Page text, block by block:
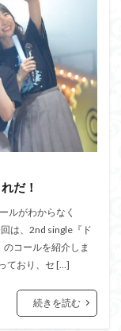
だ！
ルがわからなく
は、2nd single『ド
コールを紹介しま
ており、セ […]
続きを読む